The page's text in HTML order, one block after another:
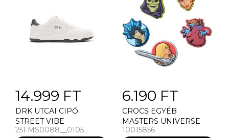
14.999 FT
DRK UTCAI CIPŐ
STREET VIBE
25FMS0088__0105
6.190 FT
CROCS EGYÉB
MASTERS UNIVERSE
5PACK
10015856